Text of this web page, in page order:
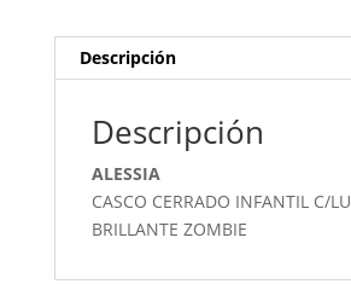
Descripción
Descripción
ALESSIA
CASCO CERRADO INFANTIL C/
BRILLANTE ZOMBIE